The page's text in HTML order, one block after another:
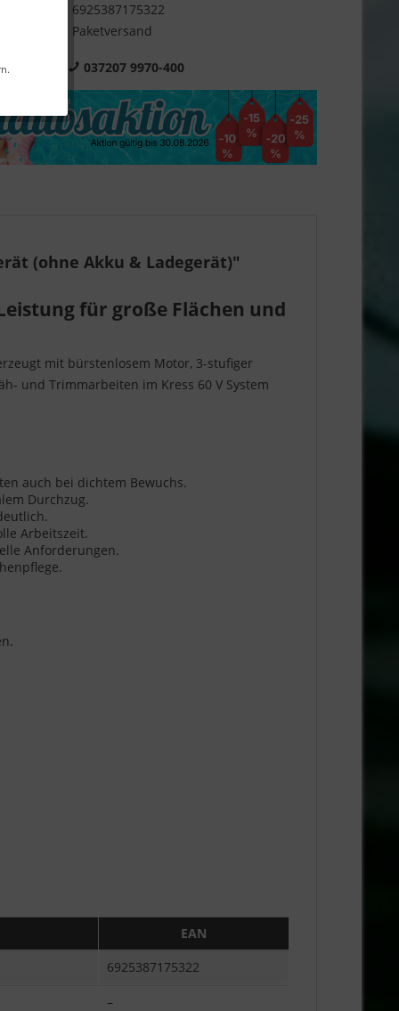
6925387175322
Paketversand
037207 9970-400
(ohne Akku & Ladegerät)"
für große Flächen und
mit bürstenlosem Motor, 3-stufiger
und Trimmarbeiten im Kress 60 V System
auch bei dichtem Bewuchs.
Durchzug.
Arbeitszeit.
Anforderungen.
EAN
6925387175322
–